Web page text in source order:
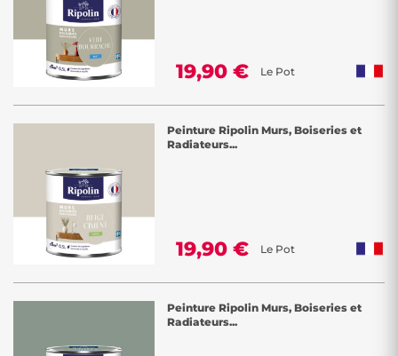
19,90 € Le Pot
Peinture Ripolin Murs, Boiseries et
Radiateurs...
19,90 € Le Pot
Peinture Ripolin Murs, Boiseries et
Radiateurs...